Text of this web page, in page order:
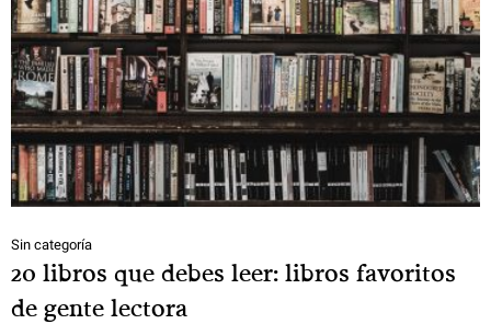
Sin categoría
20 libros que debes leer: libros favoritos
de gente lectora